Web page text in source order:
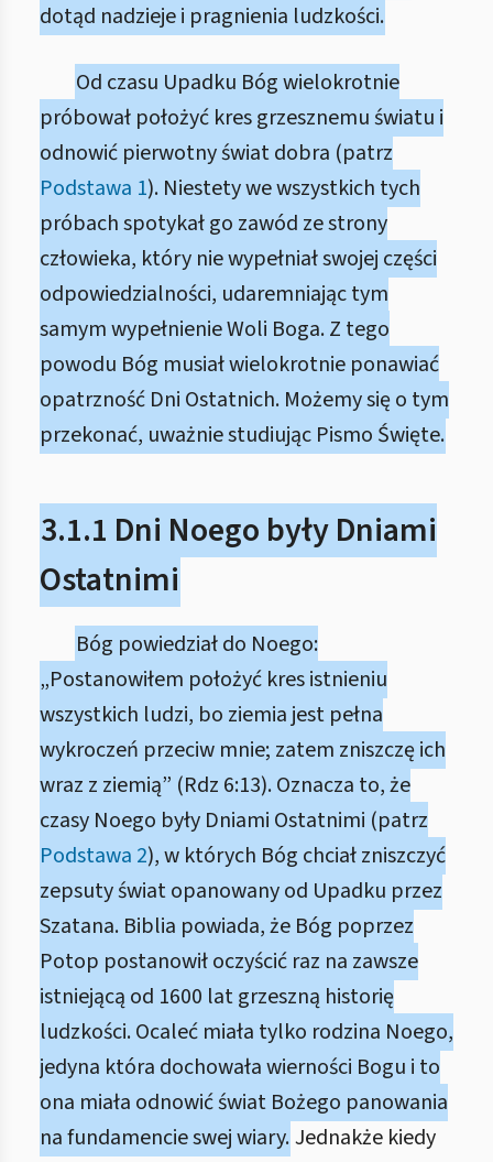
dotąd nadzieje i pragnienia ludzkości.
Od czasu Upadku Bóg wielokrotnie
próbował położyć kres grzesznemu światu i
odnowić pierwotny świat dobra (patrz
Podstawa 1). Niestety we wszystkich tych
próbach spotykał go zawód ze strony
człowieka, który nie wypełniał swojej części
odpowiedzialności, udaremniając tym
samym wypełnienie Woli Boga. Z tego
powodu Bóg musiał wielokrotnie ponawiać
opatrzność Dni Ostatnich. Możemy się o tym
przekonać, uważnie studiując Pismo Święte.
3.1.1 Dni Noego były Dniami
Ostatnimi
Bóg powiedział do Noego:
„Postanowiłem położyć kres istnieniu
wszystkich ludzi, bo ziemia jest pełna
wykroczeń przeciw mnie; zatem zniszczę ich
wraz z ziemią” (Rdz 6:13). Oznacza to, że
czasy Noego były Dniami Ostatnimi (patrz
Podstawa 2), w których Bóg chciał zniszczyć
zepsuty świat opanowany od Upadku przez
Szatana. Biblia powiada, że Bóg poprzez
Potop postanowił oczyścić raz na zawsze
istniejącą od 1600 lat grzeszną historię
ludzkości. Ocaleć miała tylko rodzina Noego,
jedyna która dochowała wierności Bogu i to
ona miała odnowić świat Bożego panowania
na fundamencie swej wiary.Jednakże kiedy